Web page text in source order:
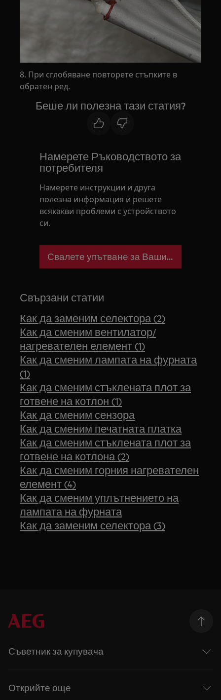
8. При сглобяване повторете стъпките в
обратен ред.
Беше ли полезна тази статия?
Намерете Ръководството за
потребителя
Намерете инструкции и друга
полезна информация и решете
всякакви проблеми с устройството
си.
Свалете упътване за Вашия уред
Свързани статии
Как да заменим селектора (2)
Как да сменим вентилатор/
нагревателен елемент (1)
Как да сменим лампата на фурната
(1)
Как да сменим стъклената плот за
готвене на котлон (1)
Как да сменим сензора
Как да сменим печатната платка
Как да сменим стъклената плот за
готвене на котлона (2)
Как да сменим горния нагревателен
елемент (4)
Как да сменим уплътнението на
лампата на фурната
Как да заменим селектора (3)
Съветник за купувача
Открийте още